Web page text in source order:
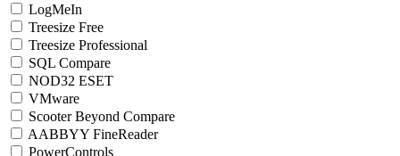
LogMeIn
Treesize Free
Treesize Professional
SQL Compare
NOD32 ESET
VMware
Scooter Beyond Compare
AABBYY FineReader
PowerControls